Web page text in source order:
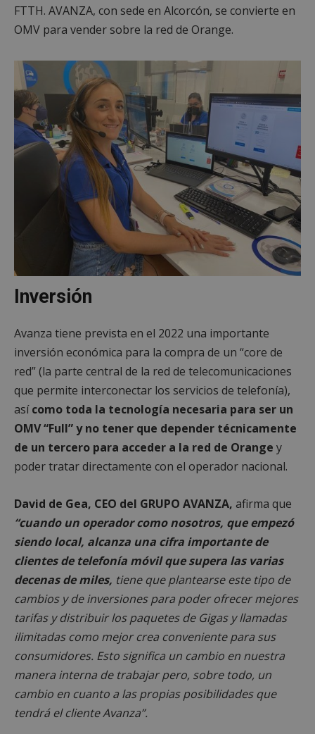
FTTH. AVANZA, con sede en Alcorcón, se convierte en
OMV para vender sobre la red de Orange.
Inversión
Avanza tiene prevista en el 2022 una importante
inversión económica para la compra de un “core de
red” (la parte central de la red de telecomunicaciones
que permite interconectar los servicios de telefonía),
asícomo toda la tecnología necesaria para ser un
OMV “Full” y no tener que depender técnicamente
de un tercero para acceder a la red de Orange y
poder tratar directamente con el operador nacional.
David de Gea, CEO del GRUPO AVANZA, afirma que
“cuando un operador como nosotros, que empezó
siendo local, alcanza una cifra importante de
clientes de telefonía móvil que supera las varias
decenas de miles, tiene que plantearse este tipo de
cambios y de inversiones para poder ofrecer mejores
tarifas y distribuir los paquetes de Gigas y llamadas
ilimitadas como mejor crea conveniente para sus
consumidores. Esto significa un cambio en nuestra
manera interna de trabajar pero, sobre todo, un
cambio en cuanto a las propias posibilidades que
tendrá el cliente Avanza”.